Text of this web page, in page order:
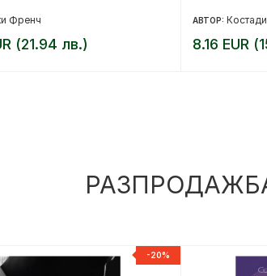
Френч
(21.94 лв.)
АВТОР:
8.16 EUR
-20%